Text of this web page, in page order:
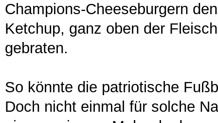
Champions-Cheeseburgern
Ketchup, ganz oben der
gebraten.
So könnte die patriotische
Doch nicht einmal für solche